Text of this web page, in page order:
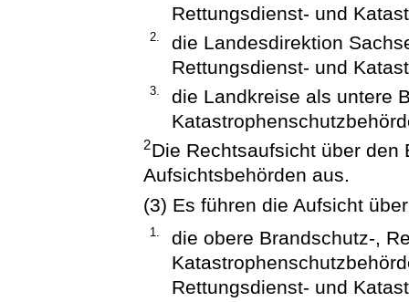
Rettungsdienst- und
2.
die Landesdirektion
Rettungsdienst- und
3.
die Landkreise als untere
2Die Rechtsaufsicht über den
Aufsichtsbehörden aus.
(3) Es führen die Aufsicht über
1.
die obere Brandschutz-,
Rettungsdienst- und